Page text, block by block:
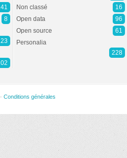
8
Non classé
16
Open data
96
Open source
61
Personalia
228
Conditions générales